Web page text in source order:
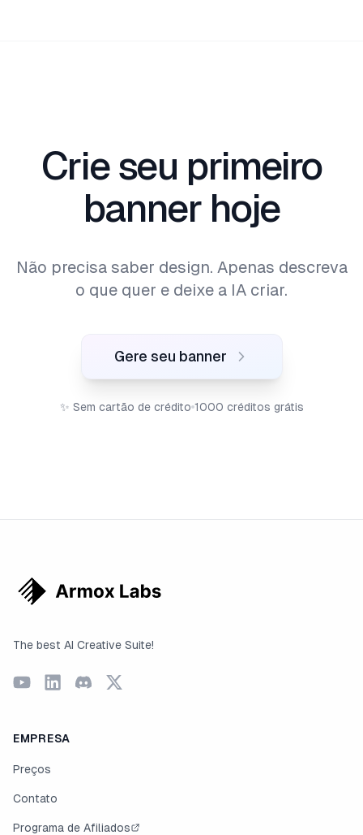
Crie seu primeiro
banner hoje
Não precisa saber design. Apenas descreva
o que quer e deixe a IA criar.
Gere seu banner
✨ Sem cartão de crédito 1000 créditos grátis
The best AI Creative Suite!
EMPRESA
Preços
Contato
Programa de Afiliados